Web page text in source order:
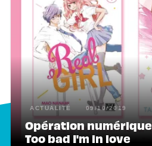
ACTUALITÉ 09/10/2019
Opération
Too bad I'm in love